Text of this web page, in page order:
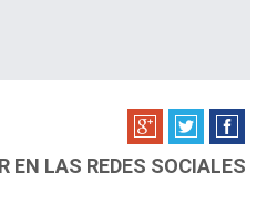
EN LAS REDES SOCIALES